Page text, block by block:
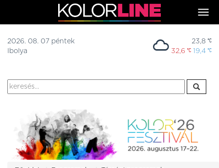
2026. 08. 07 péntek
Ibolya
23,8
32,6
19,4